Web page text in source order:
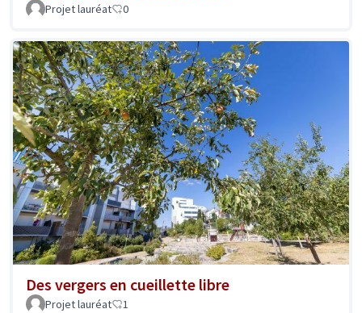
Projet lauréat 0
Des vergers en cueillette libre
Projet lauréat 1